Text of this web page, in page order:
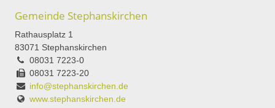
Gemeinde Stephanskirchen
Rathausplatz 1
83071 Stephanskirchen
08031 7223-0
08031 7223-20
info@stephanskirchen.de
www.stephanskirchen.de